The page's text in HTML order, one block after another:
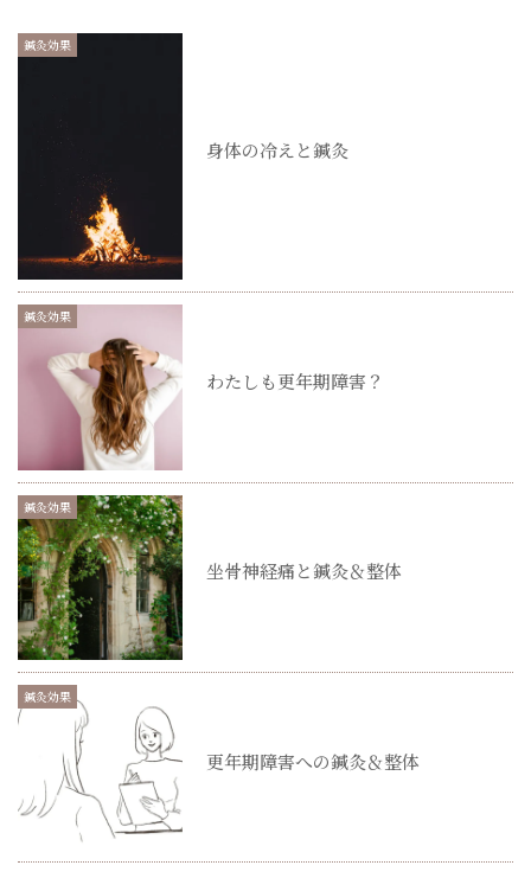
鍼灸効果
身体の冷えと鍼灸
鍼灸効果
わたしも更年期障害？
鍼灸効果
坐骨神経痛と鍼灸＆整体
鍼灸効果
更年期障害への鍼灸＆整体